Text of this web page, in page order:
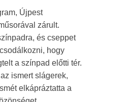
Újpest
zárult.
és cseppet
hogy
a színpad előtti tér.
ismert slágerek,
elkápráztatta a